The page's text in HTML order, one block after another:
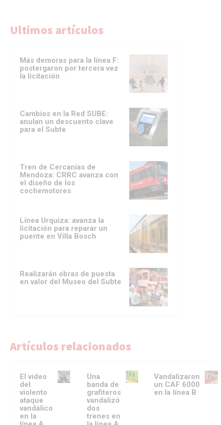
Ultimos artículos
Más demoras para la línea F:
postergaron por tercera vez
la licitación
Cambios en la Red SUBE:
anulan un descuento clave
para el Subte
Tren de Cercanías de
Mendoza: CRRC avanza con
el diseño de los
cochemotores
Línea Urquiza: avanza la
licitación para reparar un
puente en Villa Bosch
Realizarán obras de puesta
en valor del Museo del Subte
Artículos relacionados
El video
del
violento
ataque
vandálico
en la
Una
banda de
grafiteros
vandalizó
dos
trenes en
Vandalizaron
un CAF 6000
en la línea B